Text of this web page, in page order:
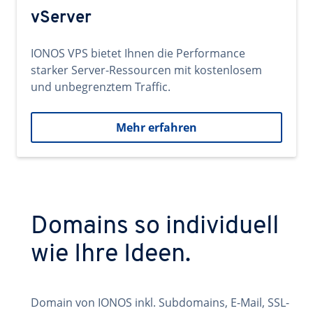
vServer
IONOS VPS bietet Ihnen die Performance
starker Server-Ressourcen mit kostenlosem
und unbegrenztem Traffic.
Mehr erfahren
Domains so individuell
wie Ihre Ideen.
Domain von IONOS inkl. Subdomains, E-Mail, SSL-